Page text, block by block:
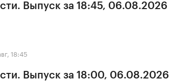
Выпуск за 18:45, 06.08.2026
18:45
Выпуск за 18:00, 06.08.2026